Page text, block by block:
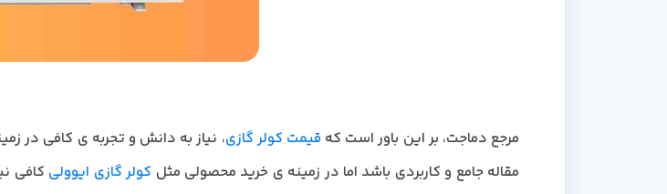
مرجع دماجت، بر این باور است که قیمت کولر گازی، نیاز به دانش و تجربه ی کافی در
مقاله جامع و کاربردی باشد اما در زمینه ی خرید محصولی مثل کولر گازی ایوولی کافی